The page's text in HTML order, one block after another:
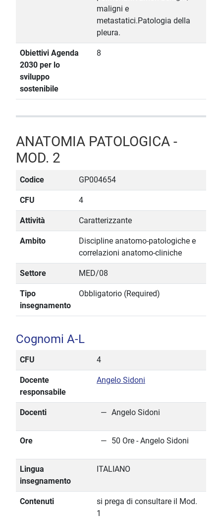
maligni e
metastatici.Patologia della
pleura.
Obiettivi Agenda
2030 per lo
sviluppo
sostenibile
8
ANATOMIA PATOLOGICA -
MOD. 2
Codice GP004654
CFU 4
Attività Caratterizzante
Ambito
Discipline anatomo-patologiche e
correlazioni anatomo-cliniche
Settore MED/08
Tipo
insegnamento
Obbligatorio (Required)
Cognomi A-L
CFU 4
Docente
responsabile
Angelo Sidoni
Docenti Angelo Sidoni
Ore 50 Ore - Angelo Sidoni
Lingua
insegnamento
ITALIANO
Contenuti
si prega di consultare il Mod.
1